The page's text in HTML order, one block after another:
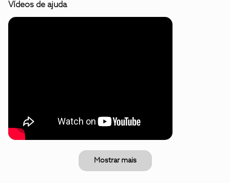
Vídeos de ajuda
Mostrar mais